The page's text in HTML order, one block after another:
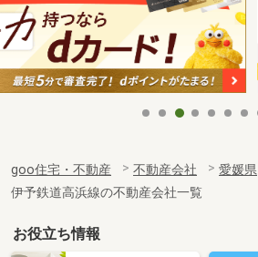
goo住宅・不動産 不動産会社 愛媛県
伊予鉄道高浜線の不動産会社一覧
お役立ち情報